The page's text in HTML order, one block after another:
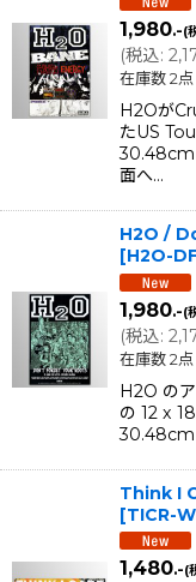
1,980.-(
(税込:
在庫数 2点
H2Oが
たUS
30.48cm
面へ…
H2O /
[H2O-
1,980.-(
(税込:
在庫数 2点
H2O の
の 12 x
Think I
[TICR-
1,480.-(